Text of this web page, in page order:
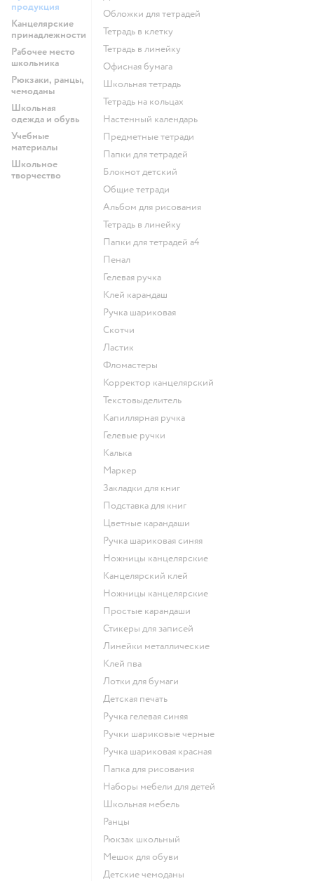
продукция
Канцелярские
принадлежности
Рабочее место
школьника
Рюкзаки, ранцы,
чемоданы
Школьная
одежда и обувь
Учебные
материалы
Школьное
творчество
Обложки для тетрадей
Тетрадь в клетку
Тетрадь в линейку
Офисная бумага
Школьная тетрадь
Тетрадь на кольцах
Настенный календарь
Предметные тетради
Папки для тетрадей
Блокнот детский
Общие тетради
Альбом для рисования
Тетрадь в линейку
Папки для тетрадей а4
Пенал
Гелевая ручка
Клей карандаш
Ручка шариковая
Скотчи
Ластик
Фломастеры
Корректор канцелярский
Текстовыделитель
Капиллярная ручка
Гелевые ручки
Калька
Маркер
Закладки для книг
Подставка для книг
Цветные карандаши
Ручка шариковая синяя
Ножницы канцелярские
Канцелярский клей
Ножницы канцелярские
Простые карандаши
Стикеры для записей
Линейки металлические
Клей пва
Лотки для бумаги
Детская печать
Ручка гелевая синяя
Ручки шариковые черные
Ручка шариковая красная
Папка для рисования
Наборы мебели для детей
Школьная мебель
Ранцы
Рюкзак школьный
Мешок для обуви
Детские чемоданы